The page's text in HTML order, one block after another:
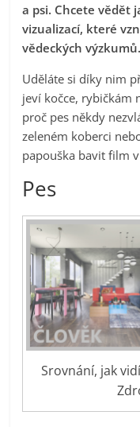
a psi. Chcete vědět
vizualizací, které
vědeckých výzkumů.
Uděláte si díky nim
jeví kočce, rybičkám
proč pes někdy
zeleném koberci
papouška bavit film
Pes
Srovnání, jak